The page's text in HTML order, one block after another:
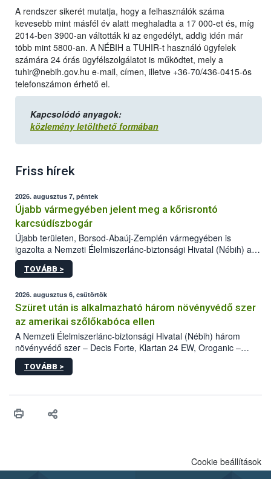
A rendszer sikerét mutatja, hogy a felhasználók száma
kevesebb mint másfél év alatt meghaladta a 17 000-et és, míg
2014-ben 3900-an váltották ki az engedélyt, addig idén már
több mint 5800-an. A NÉBIH a TUHIR-t használó ügyfelek
számára 24 órás ügyfélszolgálatot is működtet, mely a
tuhir@nebih.gov.hu e-mail, címen, illetve +36-70/436-0415-ös
telefonszámon érhető el.
Kapcsolódó anyagok:
közlemény letölthető formában
Friss hírek
2026. augusztus 7, péntek
Újabb vármegyében jelent meg a kőrisrontó
karcsúdíszbogár
Újabb területen, Borsod-Abaúj-Zemplén vármegyében is
igazolta a Nemzeti Élelmiszerlánc-biztonsági Hivatal (Nébih) a
kőrisrontó karcsúdíszbogár (Agrilus planipennis) jelenlétét. A
kártevőt nem csak színcsapdában találták meg, de már fertőzött
az intenzív felderítést, emellett az intézkedéseket a szlovák
hatósággal is összehangolják a terjedés megállítása érdekében.
TOVÁBB >
2026. augusztus 6, csütörtök
Szüret után is alkalmazható három növényvédő szer
az amerikai szőlőkabóca ellen
A Nemzeti Élelmiszerlánc-biztonsági Hivatal (Nébih) három
növényvédő szer – Decis Forte, Klartan 24 EW, Oroganic –
engedélyokiratát módosította, így azok a szüretet követően,
egészen a vesszőérettség (BBCH 91) stádiumáig
érésű szőlőkben is legyen lehetőség a károsító elleni további
felhasználók számára is elérhető és ökológiai termesztésben is
TOVÁBB >
Cookie beállítások